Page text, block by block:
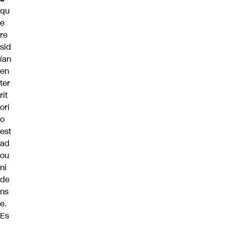
qu
e
re
sid
ían
en
ter
rit
ori
o
est
ad
ou
ni
de
ns
e.
Es